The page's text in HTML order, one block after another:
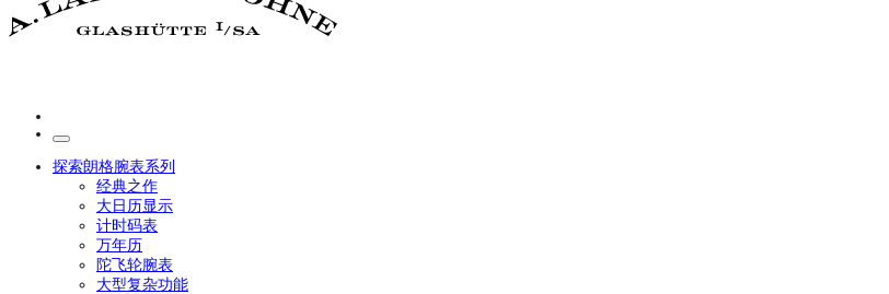
探索朗格腕表系列
经典之作
大日历显示
计时码表
万年历
陀飞轮腕表
大型复杂功能